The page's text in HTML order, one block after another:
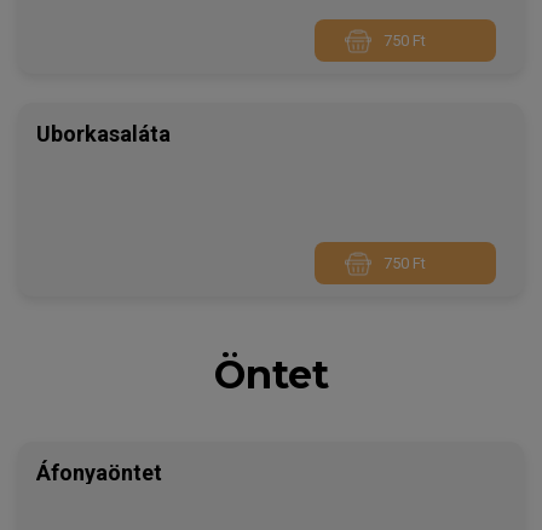
750 Ft
Uborkasaláta
750 Ft
Öntet
Áfonyaöntet